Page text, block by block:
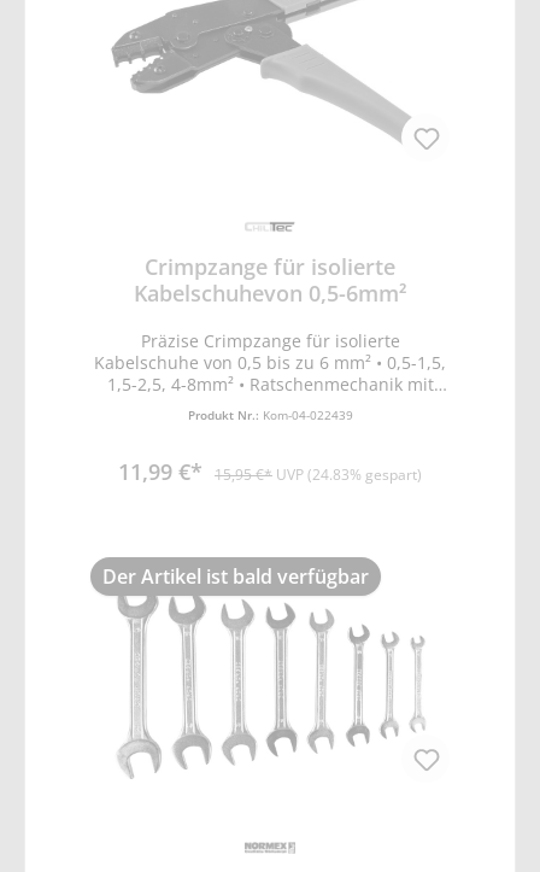
Crimpzange für isolierte
Kabelschuhevon 0,5-6mm²
Präzise Crimpzange für isolierte
Kabelschuhe von 0,5 bis zu 6 mm² • 0,5-1,5,
1,5-2,5, 4-8mm² • Ratschenmechanik mit
Krafteinstellung und Entriegelung •
Ergonomisch geformter Griff • Länge 225mm
Produkt Nr.: Kom-04-022439
11,99 €* 15,95 €* UVP (24.83% gespart)
Der Artikel ist bald verfügbar